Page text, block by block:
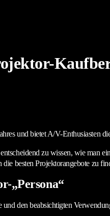
und bietet A/V-Enthusiasten
zu wissen, wie man
besten Projektorangebote zu
„Persona“
den beabsichtigten